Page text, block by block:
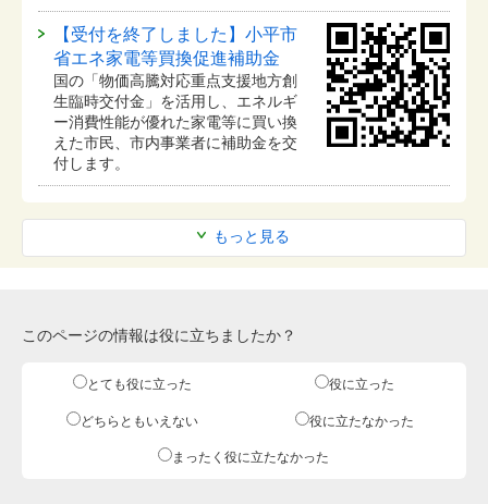
もっと見る
【受付を終了しました】小平市
省エネ家電等買換促進補助金
国の「物価高騰対応重点支援地方創
生臨時交付金」を活用し、エネルギ
ー消費性能が優れた家電等に買い換
えた市民、市内事業者に補助金を交
付します。
このページの情報は役に立ちましたか？
とても役に立った 役に立った
どちらともいえない 役に立たなかった
まったく役に立たなかった